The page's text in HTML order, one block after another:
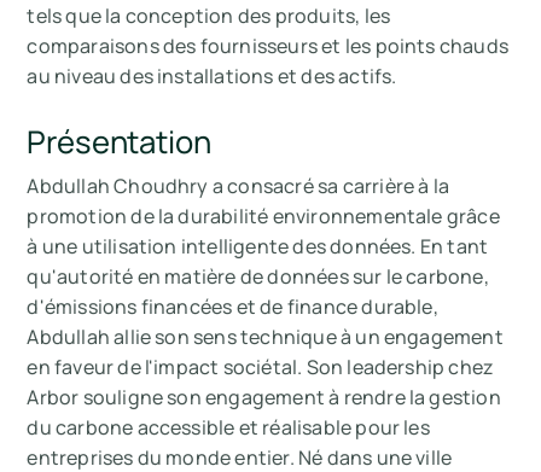
tels que la conception des produits, les
comparaisons des fournisseurs et les points chauds
au niveau des installations et des actifs.
Présentation
Abdullah Choudhry a consacré sa carrière à la
promotion de la durabilité environnementale grâce
à une utilisation intelligente des données. En tant
qu'autorité en matière de données sur le carbone,
d'émissions financées et de finance durable,
Abdullah allie son sens technique à un engagement
en faveur de l'impact sociétal. Son leadership chez
Arbor souligne son engagement à rendre la gestion
du carbone accessible et réalisable pour les
entreprises du monde entier. Né dans une ville